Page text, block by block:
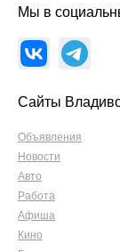
Мы в
Сайты
Объявления
Новости
Авто
Работа
Афиша
Кино